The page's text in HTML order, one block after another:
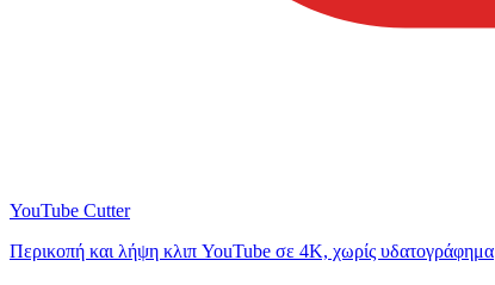
YouTube Cutter
Περικοπή και λήψη κλιπ YouTube σε 4K, χωρίς υδατογράφημα